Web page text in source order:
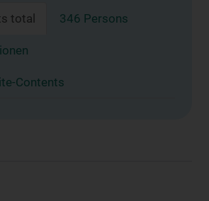
total 346 Persons
Contents